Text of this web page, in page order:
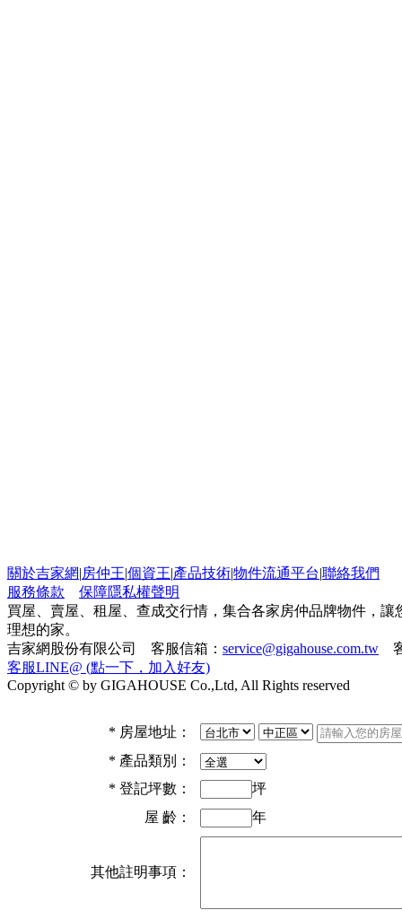
關於吉家網|房仲王|個資王|產品技術|物件流通平台|聯絡我們
服務條款
保障隱私權聲明
買屋、賣屋、租屋、查成交行情，集合各家房仲品牌物件，
理想的家。
吉家網股份有限公司 客服信箱： service@gigahouse.com.tw
客服LINE@ (點一下，加入好友)
Copyright © by GIGAHOUSE Co.,Ltd, All Rights reserved